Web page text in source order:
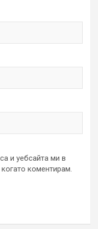
и уебсайта ми в
коментирам.